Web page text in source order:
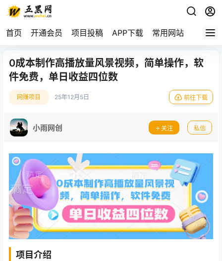
首页 开通会员 项目投稿 APP下载 常用网站
0成本制作高播放量风景视频，简单操作，软
件免费，单日收益四位数
网赚项目 25年12月5日 前往下载
小雨网创 关注 私信
项目介绍